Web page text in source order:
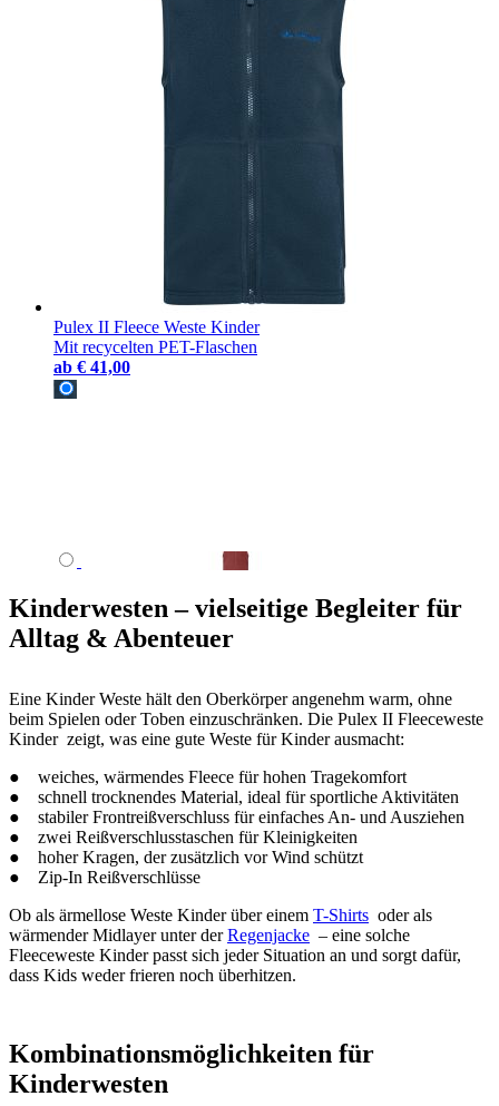
Pulex II Fleece Weste Kinder
Mit recycelten PET-Flaschen
ab € 41,00
Kinderwesten – vielseitige Begleiter für
Alltag & Abenteuer
Eine Kinder Weste hält den Oberkörper angenehm warm, ohne
beim Spielen oder Toben einzuschränken. Die Pulex II Fleeceweste
Kinder zeigt, was eine gute Weste für Kinder ausmacht:
● weiches, wärmendes Fleece für hohen Tragekomfort
● schnell trocknendes Material, ideal für sportliche Aktivitäten
● stabiler Frontreißverschluss für einfaches An- und Ausziehen
● zwei Reißverschlusstaschen für Kleinigkeiten
● hoher Kragen, der zusätzlich vor Wind schützt
● Zip-In Reißverschlüsse
Ob als ärmellose Weste Kinder über einem T-Shirts oder als
wärmender Midlayer unter derRegenjacke – eine solche
Fleeceweste Kinder passt sich jeder Situation an und sorgt dafür,
dass Kids weder frieren noch überhitzen.
Kombinationsmöglichkeiten für
Kinderwesten